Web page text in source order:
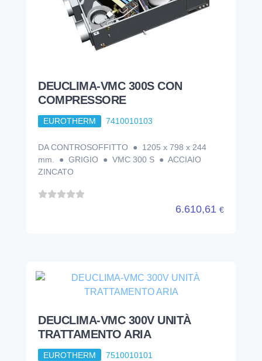
DEUCLIMA-VMC 300S CON
COMPRESSORE
EUROTHERM 7410010103
DA CONTROSOFFITTO ● 1205 x 798 x 244
mm. ● GRIGIO ● VMC 300 S ● ACCIAIO
ZINCATO
6.610,61 €
DEUCLIMA-VMC 300V UNITÀ
TRATTAMENTO ARIA
EUROTHERM 7510010101